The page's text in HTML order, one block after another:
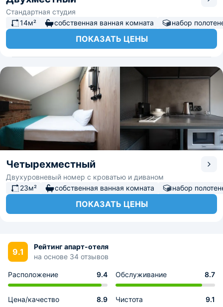
Стандартная студия
14м²
собственная ванная комната набор
ПОКАЗАТЬ ЦЕНЫ
Четырехместный
Двухуровневый номер с кроватью и диваном
23м²
собственная ванная комната набор
ПОКАЗАТЬ ЦЕНЫ
9.1
Рейтинг апарт-отеля
на основе 34 отзывов
Расположение 9.4 Обслуживание 8.7
Цена/качество 8.9 Чистота 9.1